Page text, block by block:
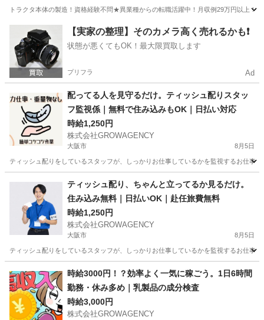
トラクタ本体の製造！資格経験不問★異業種からの転職活躍中！月収例29万円以上
石津川駅 その他
【実家の整理】そのカメラ高く売れるかも❗️
状態が悪くてもOK！最大限買取します
プリフラ Ad
配ってる人を見守るだけ。ティッシュ配りスタッ
フ監視係｜無料で住み込みもOK｜日払い対応
時給1,250円
株式会社GROWAGENCY
大阪市 8月5日
ティッシュ配りをしているスタッフが、しっかりお仕事しているかを監視するお仕事
スタッフ
ティッシュ配り、ちゃんと立ってるか見るだけ。
住み込み無料｜日払いOK｜赴任旅費無料
時給1,250円
株式会社GROWAGENCY
大阪市 8月5日
ティッシュ配りをしているスタッフが、しっかりお仕事しているかを監視するお仕事
その他 ティッシュ
時給3000円！？効率よく一気に稼ごう。1日6時間
勤務・休み多め｜乳製品の成分検査
時給3,000円
株式会社GROWAGENCY